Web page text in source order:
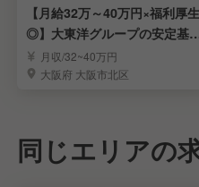
【月給32万～40万円×福利厚生
◎】大東洋グループの安定基
／調理スタッフ
月収/32~40万円
大阪府 大阪市北区
同じエリアの